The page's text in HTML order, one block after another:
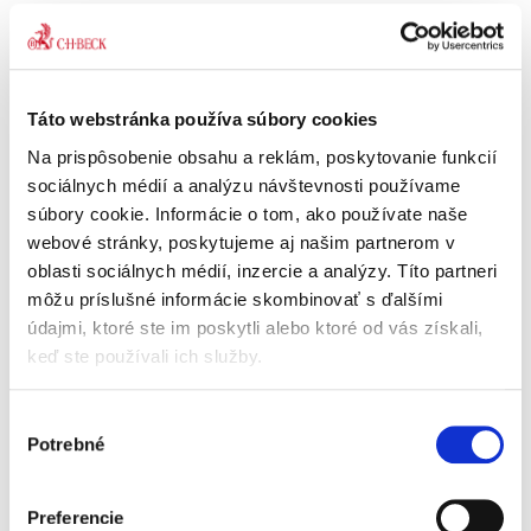
Táto webstránka používa súbory cookies
Na prispôsobenie obsahu a reklám, poskytovanie funkcií
sociálnych médií a analýzu návštevnosti používame
súbory cookie. Informácie o tom, ako používate naše
webové stránky, poskytujeme aj našim partnerom v
oblasti sociálnych médií, inzercie a analýzy. Títo partneri
môžu príslušné informácie skombinovať s ďalšími
údajmi, ktoré ste im poskytli alebo ktoré od vás získali,
keď ste používali ich služby.
súhlasu
Potrebné
Preferencie
Žaloba na obnovu
občianskom
súdnom konaní
Katarína Ševcová,
25,00 €
s DPH
23,81 €bez DPH
procese. Podobne ako pri ostatných opravných